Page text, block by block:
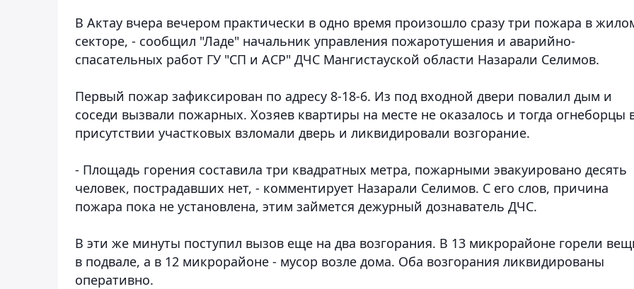
В Актау вчера вечером практически в одно время произошло сразу три пожара в
секторе, - сообщил "Ладе" начальник управления пожаротушения и аварийно-
спасательных работ ГУ "СП и АСР" ДЧС Мангистауской области Назарали Селимов.
Первый пожар зафиксирован по адресу 8-18-6. Из под входной двери повалил дым и
соседи вызвали пожарных. Хозяев квартиры на месте не оказалось и тогда огнеборцы
присутствии участковых взломали дверь и ликвидировали возгорание.
- Площадь горения составила три квадратных метра, пожарными эвакуировано десять
человек, пострадавших нет, - комментирует Назарали Селимов. С его слов, причина
пожара пока не установлена, этим займется дежурный дознаватель ДЧС.
В эти же минуты поступил вызов еще на два возгорания. В 13 микрорайоне горели
в подвале, а в 12 микрорайоне - мусор возле дома. Оба возгорания ликвидированы
оперативно.